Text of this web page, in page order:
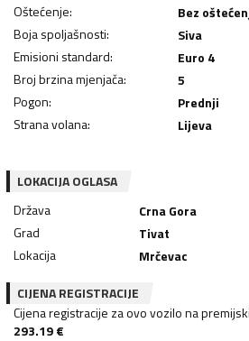
Oštećenje:
Bez
Boja spoljašnosti:
Siva
Emisioni standard:
Euro 4
Broj brzina mjenjača:
5
Pogon:
Prednji
Strana volana: Lijeva
LOKACIJA OGLASA
Država
Crna Gora
Grad
Tivat
Lokacija
Mrčevac
CIJENA REGISTRACIJE
Cijena registracije za ovo vozilo na
293.19€